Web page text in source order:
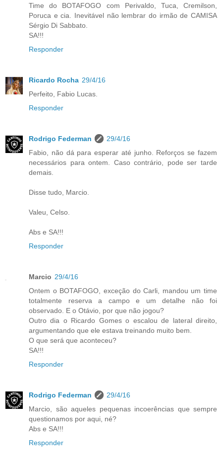
Time do BOTAFOGO com Perivaldo, Tuca, Cremilson,
Poruca e cia. Inevitável não lembrar do irmão de CAMISA
Sérgio Di Sabbato.
SA!!!
Responder
Ricardo Rocha 29/4/16
Perfeito, Fabio Lucas.
Responder
Rodrigo Federman
29/4/16
Fabio, não dá para esperar até junho. Reforços se fazem
necessários para ontem. Caso contrário, pode ser tarde
demais.
Disse tudo, Marcio.
Valeu, Celso.
Abs e SA!!!
Responder
Marcio 29/4/16
Ontem o BOTAFOGO, exceção do Carli, mandou um time
totalmente reserva a campo e um detalhe não foi
observado. E o Otávio, por que não jogou?
Outro dia o Ricardo Gomes o escalou de lateral direito,
argumentando que ele estava treinando muito bem.
O que será que aconteceu?
SA!!!
Responder
Rodrigo Federman
29/4/16
Marcio, são aqueles pequenas incoerências que sempre
questionamos por aqui, né?
Abs e SA!!!
Responder